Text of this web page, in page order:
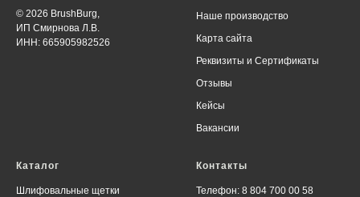
© 2026 BrushBurg,
ИП Смирнова Л.В.
ИНН: 665905982526
Наше производство
Карта сайта
Реквизиты и Сертификаты
Отзывы
Кейсы
Вакансии
Каталог
Шлифовальные щетки
Контакты
Телефон: 8 804 700 00 58